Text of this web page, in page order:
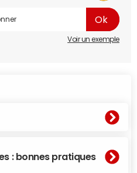
Voir un exemple
: bonnes pratiques